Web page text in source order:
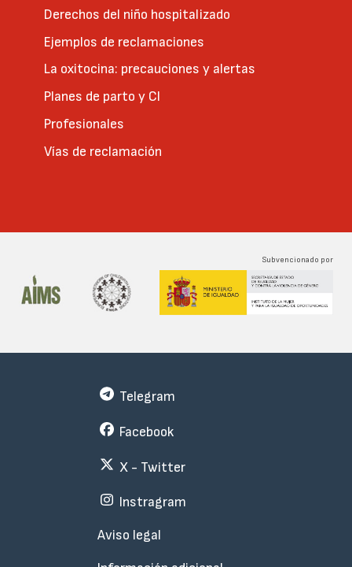
Derechos del niño hospitalizado
Ejemplos de reclamaciones
La oxitocina: precauciones y alertas
Planes de parto y CI
Profesionales
Vías de reclamación
Subvencionado por
Subfooter
Telegram
Facebook
X - Twitter
Instragram
Aviso legal